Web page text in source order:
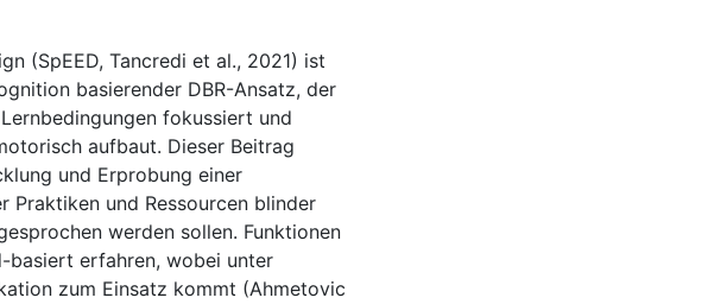
(SpEED, Tancredi et al., 2021) ist
basierender DBR-Ansatz, der
fokussiert und
aufbaut. Dieser Beitrag
und Erprobung einer
Praktiken und Ressourcen blinder
werden sollen. Funktionen
basiert erfahren, wobei unter
zum Einsatz kommt (Ahmetovic